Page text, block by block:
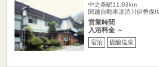
中之条駅11.93km
関越自動車道渋川伊香保
営業時間
入浴料金 ～
宿泊 硫酸塩泉